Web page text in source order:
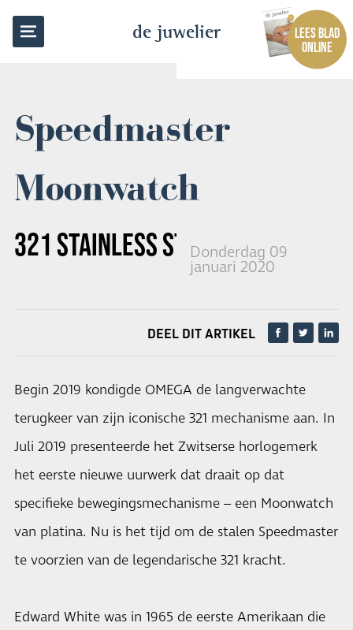
de juwelier
LEES BLAD
ONLINE
Speedmaster
Moonwatch
321 STAINLESS STEELDonderdag 09
januari 2020
TERUG NAAR OVERZICHT
DEEL DIT ARTIKEL
Begin 2019 kondigde OMEGA de langverwachte
terugkeer van zijn iconische 321 mechanisme aan. In
Juli 2019 presenteerde het Zwitserse horlogemerk
het eerste nieuwe uurwerk dat draait op dat
specifieke bewegingsmechanisme – een Moonwatch
van platina. Nu is het tijd om de stalen Speedmaster
te voorzien van de legendarische 321 kracht.
Edward White was in 1965 de eerste Amerikaan die